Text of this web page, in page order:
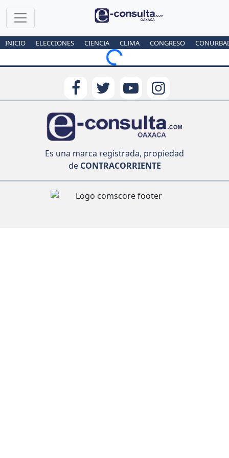
INICIO ELECCIONES CIENCIA CLIMA CONGRESO
Loading...
Es una marca registrada, propiedad
deCONTRACORRIENTE